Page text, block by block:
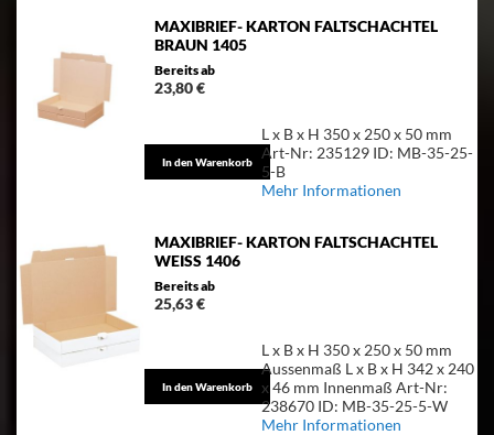
MAXIBRIEF- KARTON FALTSCHACHTEL
BRAUN 1405
Bereits ab
23,80 €
In den Warenkorb
L x B x H 350 x 250 x 50 mm
Art-Nr: 235129 ID: MB-35-25-
5-B
Mehr Informationen
MAXIBRIEF- KARTON FALTSCHACHTEL
WEISS 1406
Bereits ab
25,63 €
In den Warenkorb
L x B x H 350 x 250 x 50 mm
Aussenmaß L x B x H 342 x 240
x 46 mm Innenmaß Art-Nr:
238670 ID: MB-35-25-5-W
Mehr Informationen